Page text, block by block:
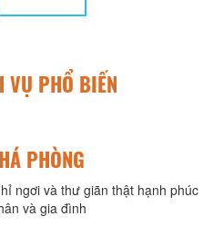
VỤ PHỔ BIẾN
PHÒNG
ngơi và thư giãn thật hạnh phúc
và gia đình